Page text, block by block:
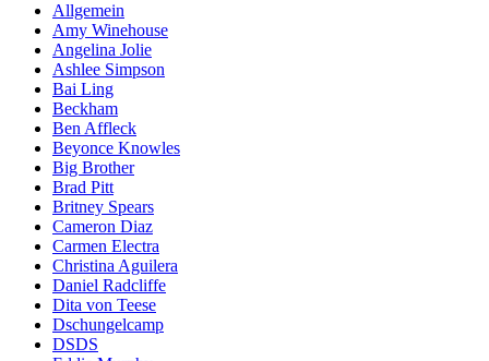
Allgemein
Amy Winehouse
Angelina Jolie
Ashlee Simpson
Bai Ling
Beckham
Ben Affleck
Beyonce Knowles
Big Brother
Brad Pitt
Britney Spears
Cameron Diaz
Carmen Electra
Christina Aguilera
Daniel Radcliffe
Dita von Teese
Dschungelcamp
DSDS